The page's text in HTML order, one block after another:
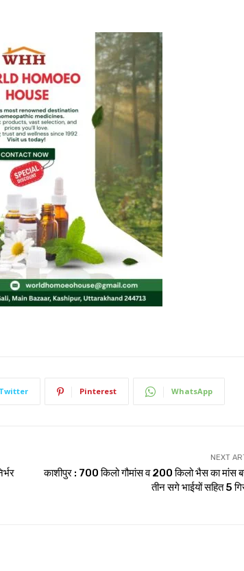
Twitter Pinterest WhatsApp
NEXT
काशीपुर : 700 किलो गौमांस व 200 किलो भैस का मांस
तीन सगे भाईयों सहित 5